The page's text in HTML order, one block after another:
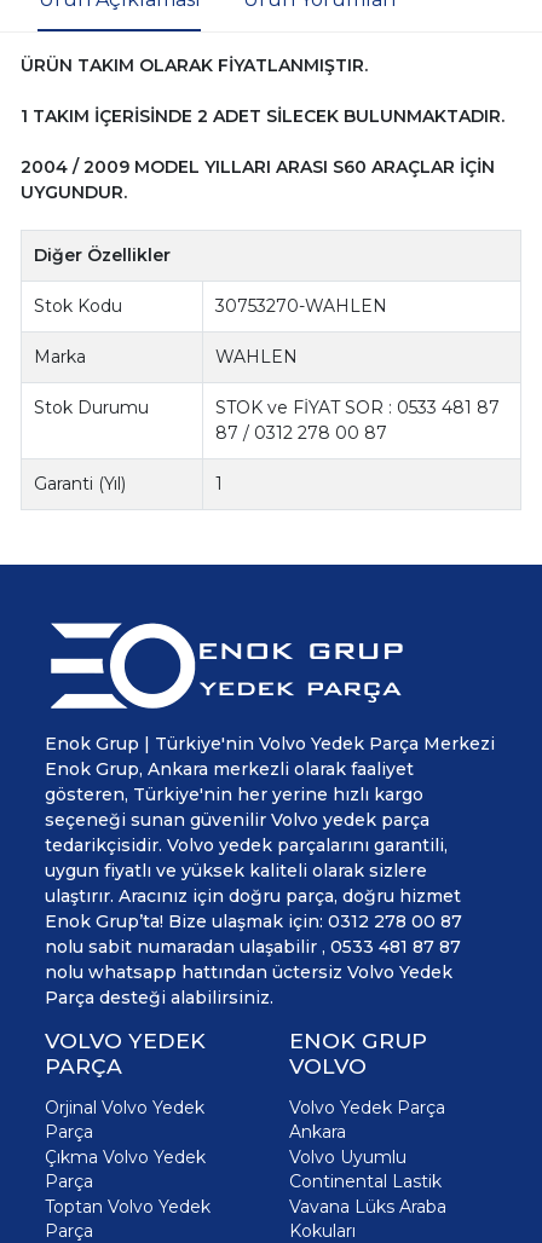
ÜRÜN TAKIM OLARAK FİYATLANMIŞTIR.
1 TAKIM İÇERİSİNDE 2 ADET SİLECEK BULUNMAKTADIR.
2004 / 2009 MODEL YILLARI ARASI S60 ARAÇLAR İÇİN
UYGUNDUR.
Diğer Özellikler
Stok Kodu 30753270-WAHLEN
Marka WAHLEN
Stok Durumu
STOK ve FİYAT SOR : 0533 481 87
87 / 0312 278 00 87
Garanti (Yıl) 1
Enok Grup | Türkiye'nin Volvo Yedek Parça Merkezi
Enok Grup, Ankara merkezli olarak faaliyet
gösteren, Türkiye'nin her yerine hızlı kargo
seçeneği sunan güvenilir Volvo yedek parça
tedarikçisidir. Volvo yedek parçalarını garantili,
uygun fiyatlı ve yüksek kaliteli olarak sizlere
ulaştırır. Aracınız için doğru parça, doğru hizmet
Enok Grup’ta! Bize ulaşmak için: 0312 278 00 87
nolu sabit numaradan ulaşabilir , 0533 481 87 87
nolu whatsapp hattından üctersiz Volvo Yedek
Parça desteği alabilirsiniz.
VOLVO YEDEK
PARÇA
Orjinal Volvo Yedek
Parça
Çıkma Volvo Yedek
Parça
Toptan Volvo Yedek
Parça
ENOK GRUP
VOLVO
Volvo Yedek Parça
Ankara
Volvo Uyumlu
Continental Lastik
Vavana Lüks Araba
Kokuları